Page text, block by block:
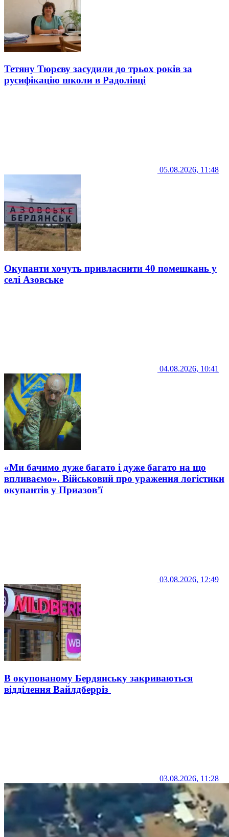
Тетяну Тюрєву засудили до трьох років за
русифікацію школи в Радолівці
05.08.2026, 11:48
Окупанти хочуть привласнити 40 помешкань у
селі Азовське
04.08.2026, 10:41
«Ми бачимо дуже багато і дуже багато на що
впливаємо». Військовий про ураження логістики
окупантів у Приазов’ї
03.08.2026, 12:49
В окупованому Бердянську закриваються
відділення Вайлдберріз
03.08.2026, 11:28